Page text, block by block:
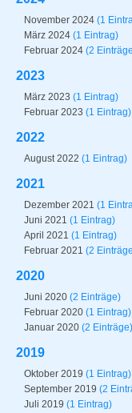
November 2024 (1
März 2024 (1 Eintrag)
Februar 2024 (2
2023
März 2023 (1 Eintrag)
Februar 2023 (1 Eintrag)
2022
August 2022 (1 Eintrag)
2021
Dezember 2021 (1
Juni 2021 (1 Eintrag)
April 2021 (1 Eintrag)
Februar 2021 (2
2020
Juni 2020 (2 Einträge)
Februar 2020 (1 Eintrag)
Januar 2020 (2 Einträge)
2019
Oktober 2019 (1 Eintrag)
September 2019 (2
Juli 2019 (1 Eintrag)